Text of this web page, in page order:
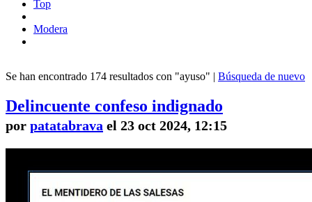
Top
Modera
Se han encontrado 174 resultados con "ayuso" | Búsqueda de nuevo
Delincuente confeso indignado
por patatabrava el 23 oct 2024, 12:15